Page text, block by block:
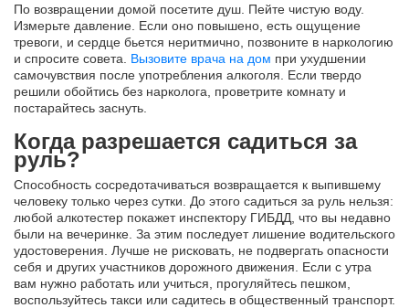
По возвращении домой посетите душ. Пейте чистую воду.
Измерьте давление. Если оно повышено, есть ощущение
тревоги, и сердце бьется неритмично, позвоните в наркологию
и спросите совета. Вызовите врача на дом при ухудшении
самочувствия после употребления алкоголя. Если твердо
решили обойтись без нарколога, проветрите комнату и
постарайтесь заснуть.
Когда разрешается садиться за
руль?
Способность сосредотачиваться возвращается к выпившему
человеку только через сутки. До этого садиться за руль нельзя:
любой алкотестер покажет инспектору ГИБДД, что вы недавно
были на вечеринке. За этим последует лишение водительского
удостоверения. Лучше не рисковать, не подвергать опасности
себя и других участников дорожного движения. Если с утра
вам нужно работать или учиться, прогуляйтесь пешком,
воспользуйтесь такси или садитесь в общественный транспорт.